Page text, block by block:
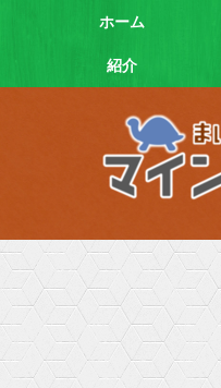
ホーム
紹介